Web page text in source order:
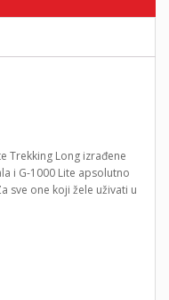
Trekking Long izrađene
i G-1000 Lite apsolutno
sve one koji žele uživati u